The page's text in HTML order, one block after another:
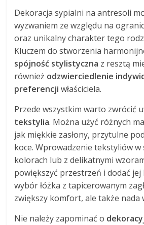
Dekoracja sypialni na antresoli
wyzwaniem ze względu na
oraz unikalny charakter tego
Kluczem do stworzenia
spójność stylistyczna z resztą
również odzwierciedlenie
preferencji właściciela.
Przede wszystkim warto zwrócić
tekstylia. Można użyć różnych
jak miękkie zasłony, przytulne
koce. Wprowadzenie tekstyliów
kolorach lub z delikatnymi
powiększyć przestrzeń i dodać jej
wybór łóżka z tapicerowanym
zwiększy komfort, ale także nada
Nie należy zapominać o